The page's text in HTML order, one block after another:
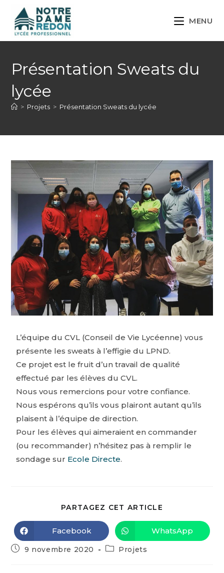
MENU
Présentation Sweats du
lycée
> Projets > Présentation Sweats du lycée
L’équipe du CVL (Conseil de Vie Lycéenne) vous
présente les sweats à l’effigie du LPND.
Ce projet est le fruit d’un travail de qualité
effectué par les élèves du CVL.
Nous vous remercions pour votre confiance.
Nous espérons qu’ils vous plairont autant qu’ils
plaisent à l’équipe de direction.
Pour les élèves qui aimeraient en commander
(ou recommander) n’hésitez pas à remplir le
sondage sur Ecole Directe.
PARTAGEZ CET ARTICLE
Facebook WhatsApp
9 novembre 2020 Projets